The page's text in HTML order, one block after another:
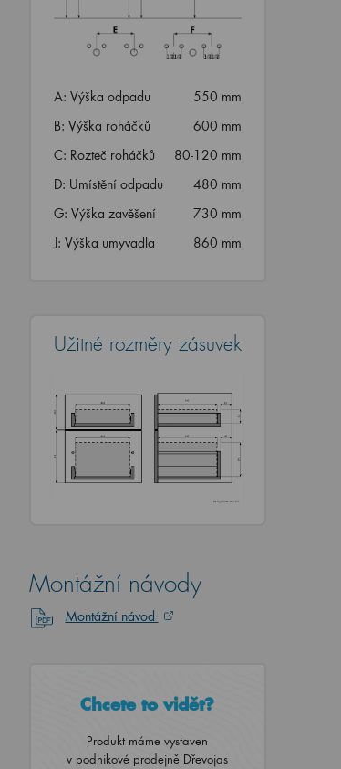
A: Výška odpadu
550 mm
B: Výška roháčků
600 mm
C: Rozteč roháčků
80-120 mm
D: Umístění odpadu
480 mm
G: Výška zavěšení
730 mm
J: Výška umyvadla
860 mm
Užitné rozměry zásuvek
Montážní návody
Montážní návod
Chcete to vidět?
Produkt máme vystaven
v podnikové prodejně Dřevojas